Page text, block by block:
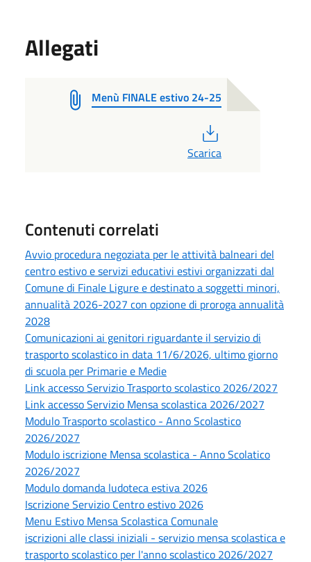
Allegati
Menù FINALE estivo 24-25
Scarica
Contenuti correlati
Avvio procedura negoziata per le attività balneari del
centro estivo e servizi educativi estivi organizzati dal
Comune di Finale Ligure e destinato a soggetti minori,
annualità 2026-2027 con opzione di proroga annualità
2028
Comunicazioni ai genitori riguardante il servizio di
trasporto scolastico in data 11/6/2026, ultimo giorno
di scuola per Primarie e Medie
Link accesso Servizio Trasporto scolastico 2026/2027
Link accesso Servizio Mensa scolastica 2026/2027
Modulo Trasporto scolastico - Anno Scolastico
2026/2027
Modulo iscrizione Mensa scolastica - Anno Scolatico
2026/2027
Modulo domanda ludoteca estiva 2026
Iscrizione Servizio Centro estivo 2026
Menu Estivo Mensa Scolastica Comunale
iscrizioni alle classi iniziali - servizio mensa scolastica e
trasporto scolastico per l'anno scolastico 2026/2027